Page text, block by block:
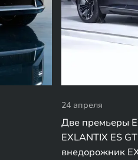
24 апреля
Две премьеры
EXLANTIX ES
внедорожник